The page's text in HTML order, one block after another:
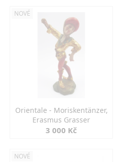
NOVÉ
Orientale - Moriskentänzer,
Erasmus Grasser
3 000 Kč
NOVÉ